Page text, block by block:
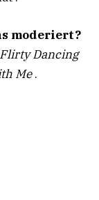
moderiert?
Flirty Dancing
Me.